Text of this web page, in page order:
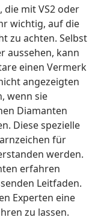
, die mit VS2 oder
wichtig, auf die
zu achten. Selbst
aussehen, kann
einen Vermerk
angezeigten
wenn sie
Diamanten
Diese spezielle
für
werden.
erfahren
Leitfaden.
Experten eine
zu lassen.